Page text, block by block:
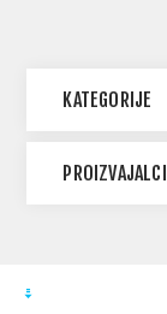
KATEGORIJE
PROIZVAJALCI